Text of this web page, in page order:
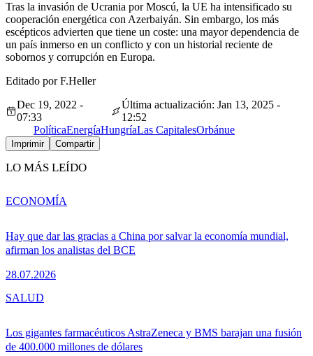
Tras la invasión de Ucrania por Moscú, la UE ha intensificado su
cooperación energética con Azerbaiyán. Sin embargo, los más
escépticos advierten que tiene un coste: una mayor dependencia de
un país inmerso en un conflicto y con un historial reciente de
sobornos y corrupción en Europa.
Editado por F.Heller
Dec 19, 2022 -
07:33
Última actualización: Jan 13, 2025 -
12:52
PolíticaEnergíaHungríaLas CapitalesOrbánue
Imprimir Compartir
LO MÁS LEÍDO
Hay que dar las gracias a China por salvar la economía mundial,
afirman los analistas del BCE
28.07.2026
ECONOMÍA
Los gigantes farmacéuticos AstraZeneca y BMS barajan una fusión
de 400.000 millones de dólares
SALUD